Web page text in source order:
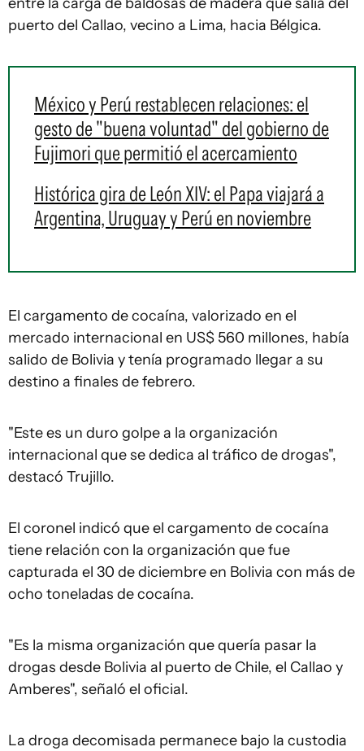
puerto del Callao, vecino a Lima, hacia Bélgica.
México y Perú restablecen relaciones: el
gesto de "buena voluntad" del gobierno de
Fujimori que permitió el acercamiento
Histórica gira de León XIV: el Papa viajará a
Argentina, Uruguay y Perú en noviembre
El cargamento de cocaína, valorizado en el
mercado internacional en US$ 560 millones, había
salido de Bolivia y tenía programado llegar a su
destino a finales de febrero.
"Este es un duro golpe a la organización
internacional que se dedica al tráfico de drogas",
destacó Trujillo.
El coronel indicó que el cargamento de cocaína
tiene relación con la organización que fue
capturada el 30 de diciembre en Bolivia con más de
ocho toneladas de cocaína.
"Es la misma organización que quería pasar la
drogas desde Bolivia al puerto de Chile, el Callao y
Amberes", señaló el oficial.
La droga decomisada permanece bajo la custodia